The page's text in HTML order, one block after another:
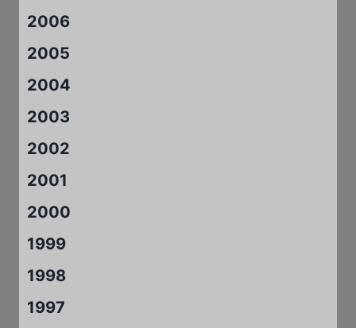
2006
2005
2004
2003
2002
2001
2000
1999
1998
1997